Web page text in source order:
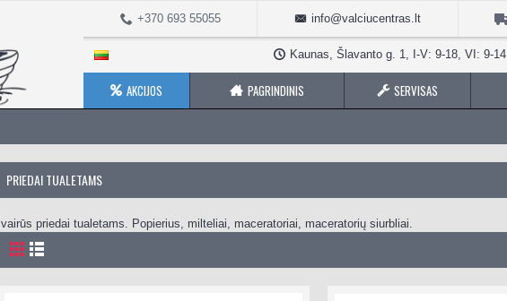
+370 693 55055 info@valciucentras.lt
Kaunas, Šlavanto g. 1, I-V: 9-18, VI: 9-14
AKCIJOS PAGRINDINIS SERVISAS
PRIEDAI TUALETAMS
Įvairūs priedai tualetams. Popierius, milteliai, maceratoriai, maceratorių siurbliai.